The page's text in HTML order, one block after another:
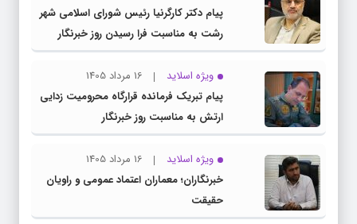
پیام دکتر کارگرنیا رئیس شورای اسلامی شهر
رشت به مناسبت فرا رسیدن روز خبرنگار
ویژه اسلاید
16 مرداد 1405
پیام تبریک فرمانده قرارگاه محرومیت‌ زدایی
ارتش به مناسبت روز خبرنگار
ویژه اسلاید
16 مرداد 1405
خبرنگاران؛ معماران اعتماد عمومی و راویان
حقیقت